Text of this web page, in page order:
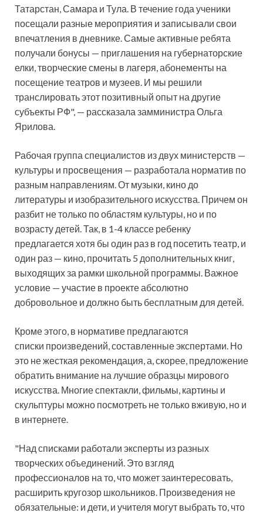
Татарстан, Самара и Тула. В течение года ученики
посещали разные мероприятия и записывали свои
впечатления в дневнике. Самые активные ребята
получали бонусы — приглашения на губернаторские
елки, творческие смены в лагеря, абонементы на
посещение театров и музеев. И мы решили
транслировать этот позитивный опыт на другие
субъекты РФ", — рассказала замминистра Ольга
Ярилова.
Рабочая группа специалистов из двух министерств —
культуры и просвещения — разработала норматив по
разным направлениям. От музыки, кино до
литературы и изобразительного искусства. Причем он
разбит не только по областям культуры, но и по
возрасту детей. Так, в 1-4 классе ребенку
предлагается хотя бы один раз в год посетить театр, и
один раз — кино, прочитать 5 дополнительных книг,
выходящих за рамки школьной программы. Важное
условие — участие в проекте абсолютно
добровольное и должно быть бесплатным для детей.
Кроме этого, в нормативе предлагаются
списки произведений, составленные экспертами. Но
это не жесткая рекомендация, а, скорее, предложение
обратить внимание на лучшие образцы мирового
искусства. Многие спектакли, фильмы, картины и
скульптуры можно посмотреть не только вживую, но и
в интернете.
"Над списками работали эксперты из разных
творческих объединений. Это взгляд
профессионалов на то, что может заинтересовать,
расширить кругозор школьников. Произведения не
обязательные: и дети, и учителя могут выбрать то, что